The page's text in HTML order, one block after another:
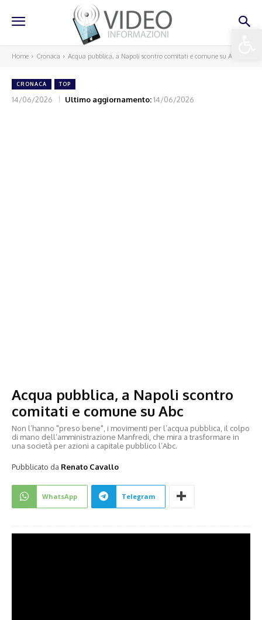
Home Cronaca Acqua pubblica, a Napoli scontro comitati e comune su Abc
CRONACA TOP
14/06/2026 Ultimo aggiornamento:14/06/2026
Acqua pubblica, a Napoli scontro
comitati e comune su Abc
Non l’hanno "preso bene", i movimenti per l’acqua pubblica, il colpo
di mano dell’amministrazione Manfredi, che mira a trasformare in
una società per azioni a capitale pubblico l’Abc.
Pubblicato da Renato Cavallo
WhatsApp Telegram